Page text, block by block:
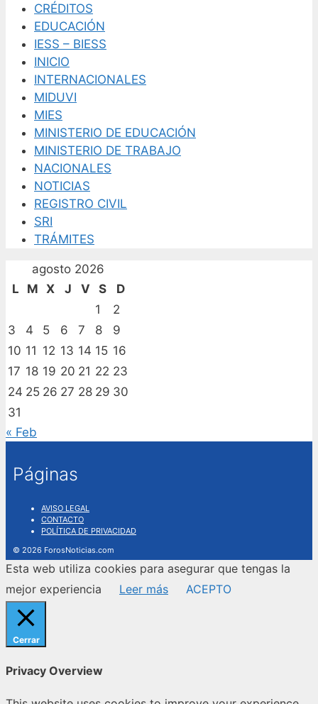
CRÉDITOS
EDUCACIÓN
IESS – BIESS
INICIO
INTERNACIONALES
MIDUVI
MIES
MINISTERIO DE EDUCACIÓN
MINISTERIO DE TRABAJO
NACIONALES
NOTICIAS
REGISTRO CIVIL
SRI
TRÁMITES
agosto 2026
L
M X J V S
D
1
2
3
4 5 6 7 8
9
10 11 12 13 14 15 16
17 18 19 20 21 22 23
24 25 26 27 28 29 30
31
« Feb
Páginas
AVISO LEGAL
CONTACTO
POLÍTICA DE PRIVACIDAD
© 2026 ForosNoticias.com
Esta web utiliza cookies para asegurar que tengas la
mejor experiencia
Leer más ACEPTO
Cerrar
Privacy Overview